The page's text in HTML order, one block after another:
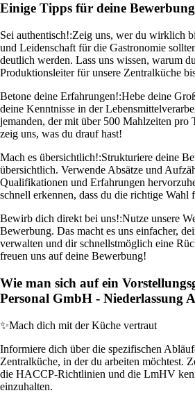
Einige Tipps für deine
Sei authentisch!:Zeig uns, wer du wirklich
und Leidenschaft für die Gastronomie
deutlich werden. Lass uns wissen, warum
Produktionsleiter für unsere Zentralküche
Betone deine Erfahrungen!:Hebe deine
deine Kenntnisse in der
jemanden, der mit über 500 Mahlzeiten pro
zeig uns, was du drauf hast!
Mach es übersichtlich!:Strukturiere deine
übersichtlich. Verwende Absätze und
Qualifikationen und Erfahrungen
schnell erkennen, dass du die richtige Wahl
Bewirb dich direkt bei uns!:Nutze unsere
Bewerbung. Das macht es uns einfacher,
verwalten und dir schnellstmöglich eine
freuen uns auf deine Bewerbung!
Wie man sich auf ein
Personal GmbH - Niederlassung
✨Mach dich mit der Küche vertraut
Informiere dich über die spezifischen
Zentralküche, in der du arbeiten möchtest.
die HACCP-Richtlinien und die LmHV
einzuhalten.